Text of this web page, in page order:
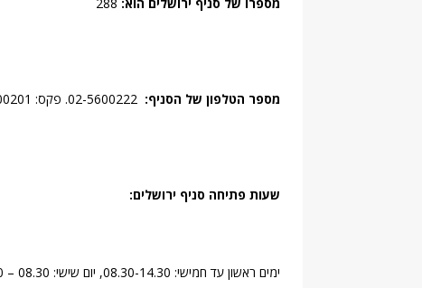
מספר הטלפון של הסניף:
שעות פתיחה סניף ירושלים:
ימים ראשון עד חמישי: 08.30-14.30, יום שישי: 08.30 – 12.00